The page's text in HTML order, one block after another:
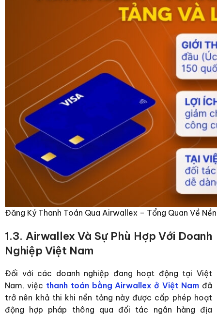
Đăng Ký Thanh Toán Qua Airwallex – Tổng Quan Về
1.3. Airwallex Và Sự Phù Hợp Với Doanh
Nghiệp Việt Nam
Đối với các doanh nghiệp đang hoạt động tại Việt
Nam, việc thanh toán bằng Airwallex ở Việt Nam đã
trở nên khả thi khi nền tảng này được cấp phép hoạt
động hợp pháp thông qua đối tác ngân hàng địa